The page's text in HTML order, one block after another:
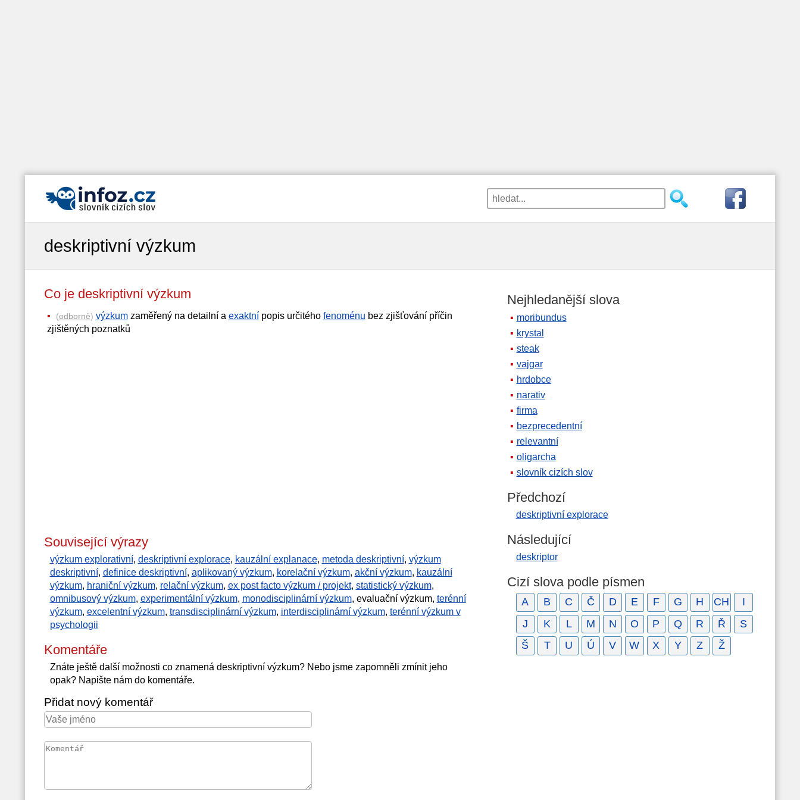
deskriptivní výzkum
Co je deskriptivní výzkum
(odborně) výzkumzaměřený na detailní a exaktnípopis určitého fenoménu bez zjišťování příčin
zjištěných poznatků
Související výrazy
výzkum explorativní, deskriptivní explorace, kauzální explanace, metoda deskriptivní, výzkum
deskriptivní, definice deskriptivní, aplikovaný výzkum, korelační výzkum, akční výzkum, kauzální
výzkum, hraniční výzkum, relační výzkum, ex post facto výzkum / projekt, statistický výzkum,
omnibusový výzkum, experimentální výzkum, monodisciplinární výzkum, evaluační výzkum, terénní
výzkum, excelentní výzkum, transdisciplinární výzkum, interdisciplinární výzkum, terénní výzkum v
psychologii
Komentáře
Znáte ještě další možnosti co znamená deskriptivní výzkum? Nebo jsme zapomněli zmínit jeho
opak? Napište nám do komentáře.
Přidat nový komentář
Nejhledanější slova
moribundus
krystal
steak
vajgar
hrdobce
narativ
firma
bezprecedentní
relevantní
oligarcha
slovník cizích slov
Předchozí
deskriptivní explorace
Následující
deskriptor
Cizí slova podle písmen
A B C Č D E F G H CH
I
J
K L M N O P Q R Ř
S
Š
T U Ú V W X Y Z Ž